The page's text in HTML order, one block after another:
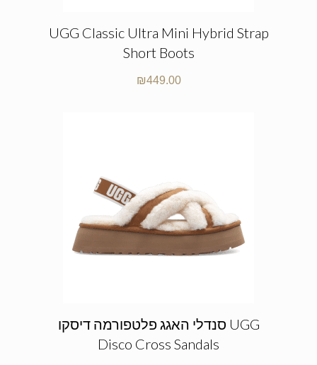
UGG Classic Ultra Mini Hybrid Strap
Short Boots
₪449.00
סנדלי האגג פלטפורמה דיסקו UGG
Disco Cross Sandals